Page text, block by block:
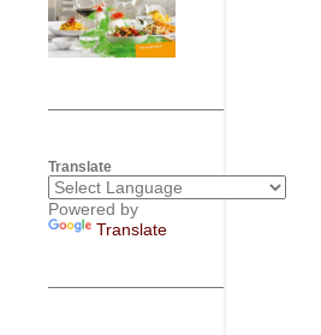
Translate
Powered by
Translate